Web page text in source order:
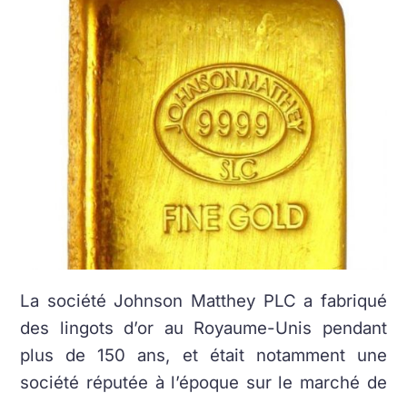
La société Johnson Matthey PLC a fabriqué
des lingots d’or au Royaume-Unis pendant
plus de 150 ans, et était notamment une
société réputée à l’époque sur le marché de